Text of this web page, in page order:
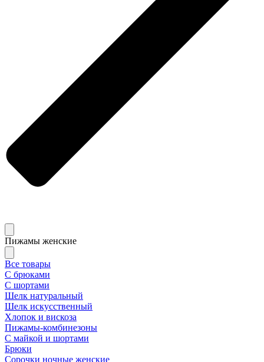
Пижамы женские
Все товары
С брюками
С шортами
Шелк натуральный
Шелк искусственный
Хлопок и вискоза
Пижамы-комбинезоны
С майкой и шортами
Брюки
Сорочки ночные женские